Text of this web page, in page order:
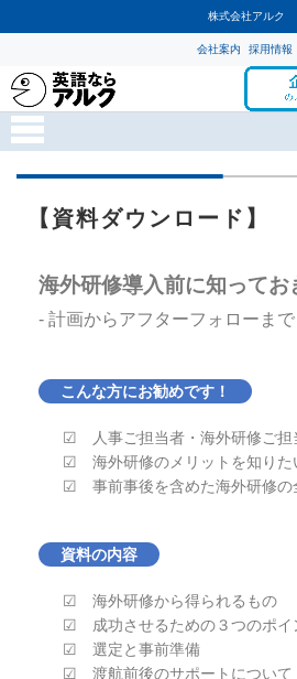
株式会社アルク
採用情報
会社案内
【資料ダウンロード】
海外研修導入前に知ってお
- 計画からアフターフォローまで
こんな方にお勧めです！
☑ 人事ご担当者・海外研修ご担
☑ 海外研修のメリットを知りた
☑ 事前事後を含めた海外研修の
資料の内容
☑ 海外研修から得られるもの
☑ 成功させるための３つのポイ
☑ 選定と事前準備
☑ 渡航前後のサポートについて